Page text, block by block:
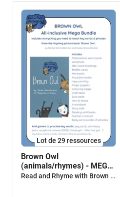
Lot de 29 ressources
Brown Owl
(animals/rhymes) - MEGA
BUNDLE
Read and Rhyme with Brown Owl